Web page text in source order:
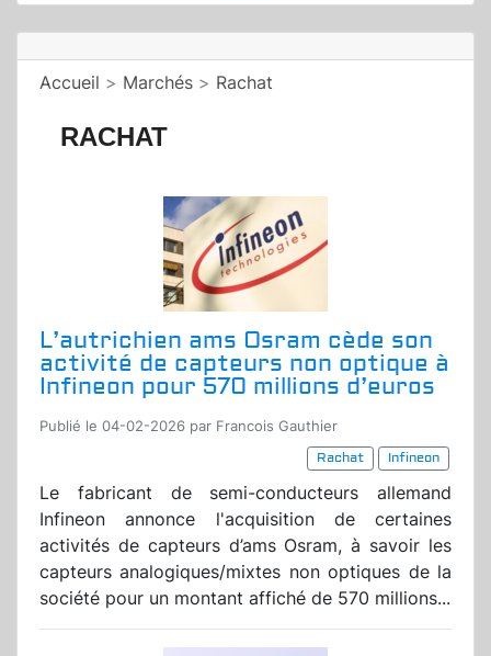
Accueil > Marchés > Rachat
RACHAT
L’autrichien ams Osram cède son
activité de capteurs non optique à
Infineon pour 570 millions d’euros
Publié le 04-02-2026 par Francois Gauthier
Rachat
Infineon
Le fabricant de semi-conducteurs allemand
Infineon annonce l'acquisition de certaines
activités de capteurs d’ams Osram, à savoir les
capteurs analogiques/mixtes non optiques de la
société pour un montant affiché de 570 millions...